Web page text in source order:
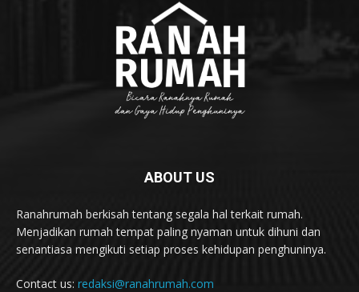
ABOUT US
Ranahrumah berkisah tentang segala hal terkait rumah.
Menjadikan rumah tempat paling nyaman untuk dihuni dan
senantiasa mengikuti setiap proses kehidupan penghuninya.
Contact us: redaksi@ranahrumah.com